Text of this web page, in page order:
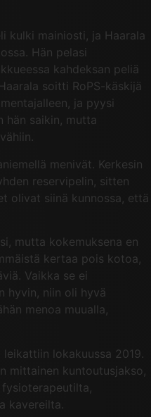
kulki mainiosti, ja Haarala
Hän pelasi
kahdeksan peliä
soitti RoPS-käskijä
ja pyysi
hän saikin, mutta
menivät. Kerkesin
reservipelin, sitten
olivat siinä kunnossa, että
mutta kokemuksena en
kertaa pois kotoa,
Vaikka se ei
hyvin, niin oli hyvä
menoa muualla,
lokakuussa 2019.
mittainen kuntoutusjakso,
kavereilta.